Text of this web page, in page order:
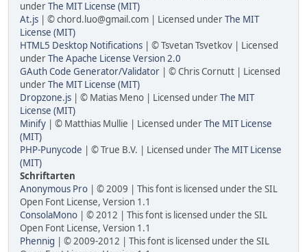
underThe MIT License (MIT)
At.js | © chord.luo@gmail.com | Licensed underThe MIT
License (MIT)
HTML5 Desktop Notifications | © Tsvetan Tsvetkov | Licensed
underThe Apache License Version 2.0
GAuth Code Generator/Validator | © Chris Cornutt | Licensed
underThe MIT License (MIT)
Dropzone.js | © Matias Meno | Licensed underThe MIT
License (MIT)
Minify | © Matthias Mullie | Licensed underThe MIT License
(MIT)
PHP-Punycode | © True B.V. | Licensed underThe MIT License
(MIT)
Schriftarten
Anonymous Pro | © 2009 | This font is licensed under the SIL
Open Font License, Version 1.1
ConsolaMono | © 2012 | This font is licensed under the SIL
Open Font License, Version 1.1
Phennig | © 2009-2012 | This font is licensed under the SIL